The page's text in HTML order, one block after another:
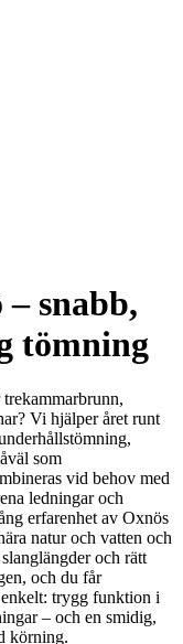
snabb,
tömning
Vi hjälper året runt
som
vid behov med
ledningar och
erfarenhet av Oxnös
natur och vatten och
och rätt
och du får
trygg funktion i
– och en smidig,
körning.